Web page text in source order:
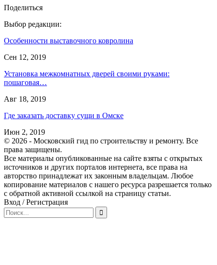
Поделиться
Выбор редакции:
Особенности выставочного ковролина
Сен 12, 2019
Установка межкомнатных дверей своими руками:
пошаговая…
Авг 18, 2019
Где заказать доставку сущи в Омске
Июн 2, 2019
© 2026 - Московский гид по строительству и ремонту. Все
права защищены.
Все материалы опубликованные на сайте взяты с открытых
источников и других порталов интернета, все права на
авторство принадлежат их законным владельцам. Любое
копирование материалов с нашего ресурса разрешается только
с обратной активной ссылкой на страницу статьи.
Вход / Регистрация